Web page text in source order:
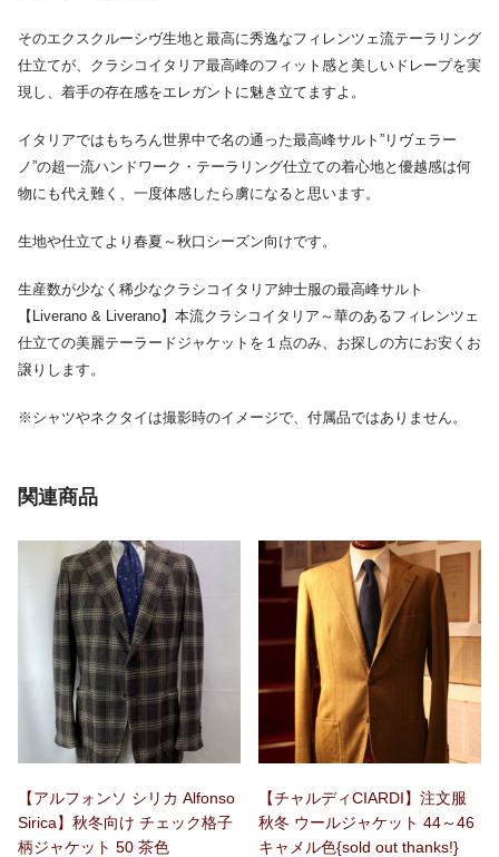
そのエクスクルーシヴ生地と最高に秀逸なフィレンツェ流テーラリング
仕立てが、クラシコイタリア最高峰のフィット感と美しいドレープを実
現し、着手の存在感をエレガントに魅き立てますよ。
イタリアではもちろん世界中で名の通った最高峰サルト”リヴェラー
ノ”の超一流ハンドワーク・テーラリング仕立ての着心地と優越感は何
物にも代え難く、一度体感したら虜になると思います。
生地や仕立てより春夏～秋口シーズン向けです。
生産数が少なく稀少なクラシコイタリア紳士服の最高峰サルト
【Liverano & Liverano】本流クラシコイタリア～華のあるフィレンツェ
仕立ての美麗テーラードジャケットを１点のみ、お探しの方にお安くお
譲りします。
※シャツやネクタイは撮影時のイメージで、付属品ではありません。
関連商品
【アルフォンソ シリカ Alfonso
Sirica】秋冬向け チェック格子
柄ジャケット 50 茶色
【チャルディCIARDI】注文服
秋冬 ウールジャケット 44～46
キャメル色{sold out thanks!}